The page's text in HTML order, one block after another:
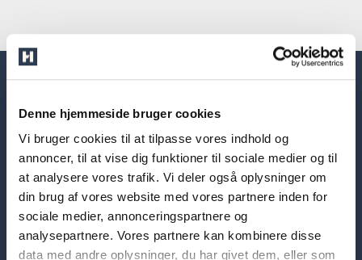
Denne hjemmeside bruger cookies
Vi bruger cookies til at tilpasse vores indhold og
annoncer, til at vise dig funktioner til sociale medier og til
at analysere vores trafik. Vi deler også oplysninger om
din brug af vores website med vores partnere inden for
sociale medier, annonceringspartnere og
analysepartnere. Vores partnere kan kombinere disse
data med andre oplysninger, du har givet dem, eller som